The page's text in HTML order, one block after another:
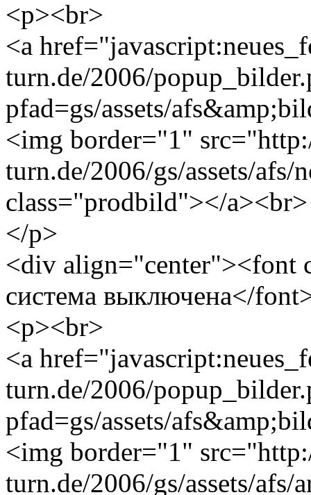
<p><br>
<a
turn.de/2006/
pfad=gs/assets/
<img border="1"
turn.de/2006/gs/assets/
class="prodbild"></a><br>
</p>
<div align="center"><font
система выключена</
<p><br>
<a
turn.de/2006/
pfad=gs/assets/
<img border="1"
turn.de/2006/gs/assets/